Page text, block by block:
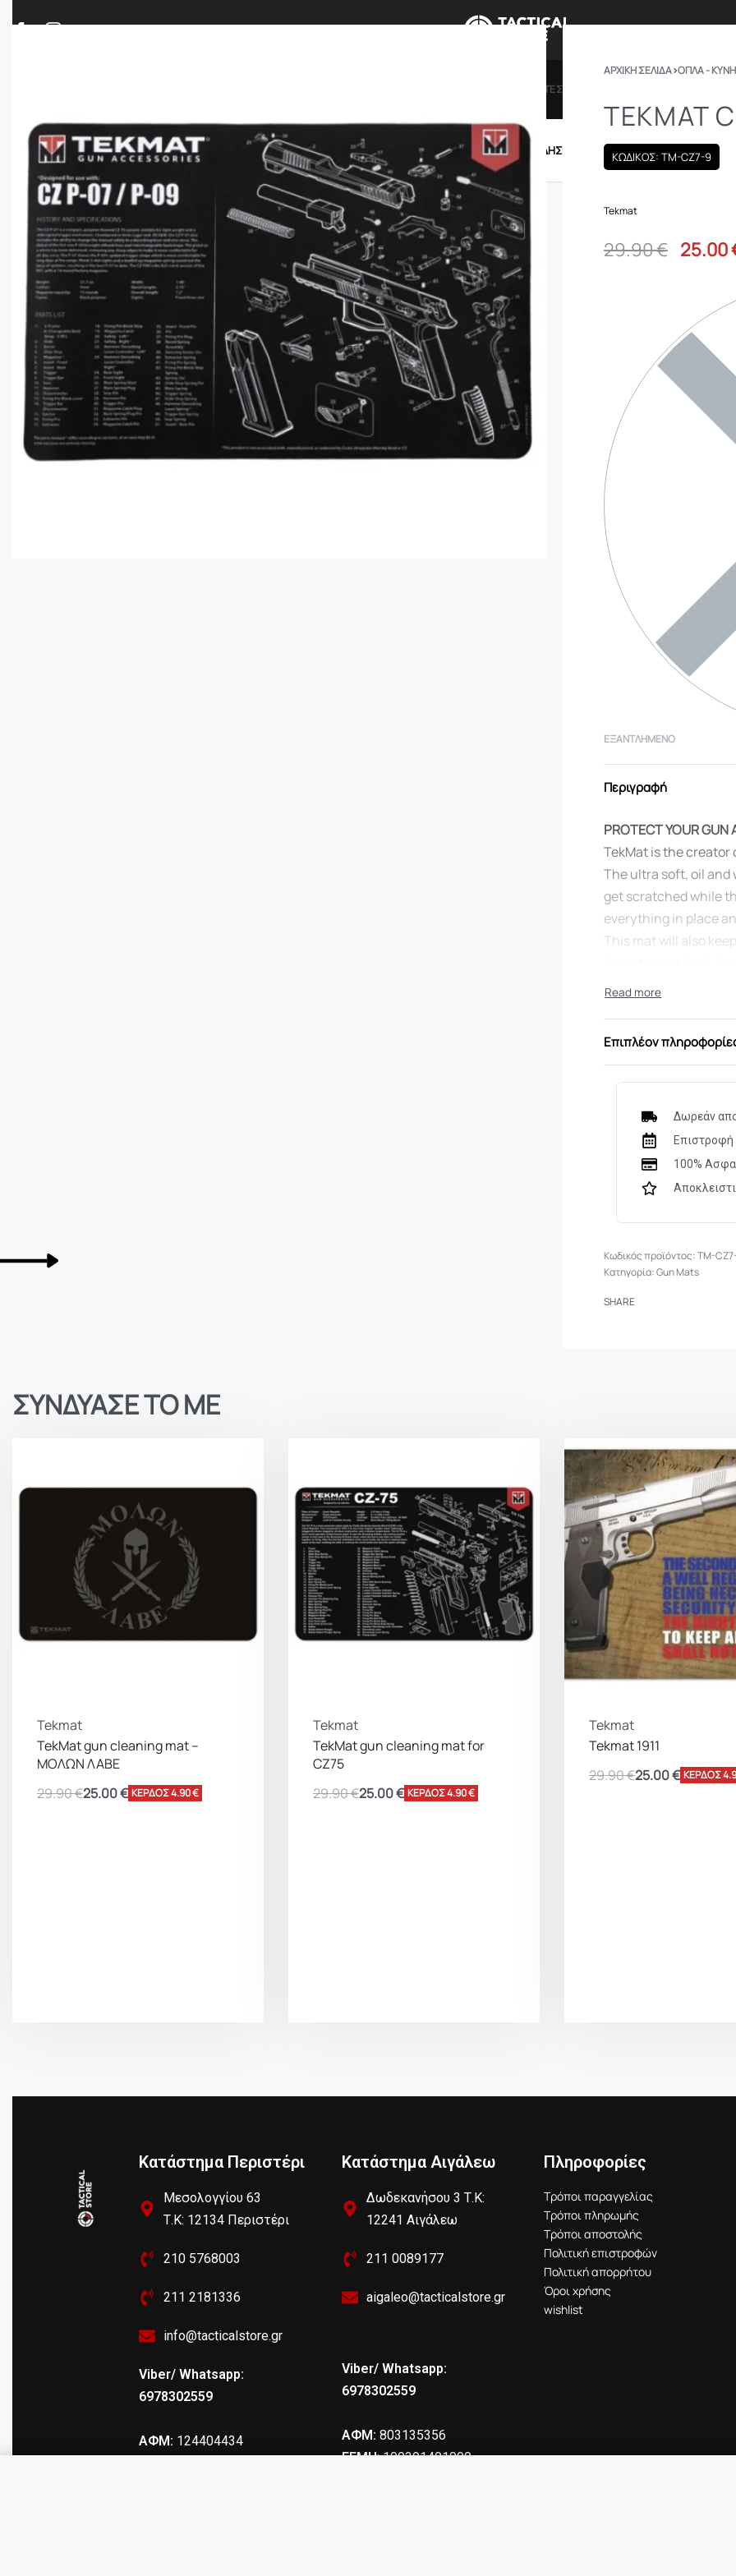
ΔΩΡΟΚΑΡΤΕΣ
ΟΠΛΑ – ΚΥΝΗΓΙ – ΣΚΟΠΟΒΟΛΗ ΑΕΡΟΒΟΛΑ – AIRSOFT ΕΝΔΥΣΗ – ΥΠΟΔΗΣΗ ΕΞΟΠΛΙΣΜΟΣ
ΑΡΧΙΚΉ ΣΕΛΊΔΑ›ΟΠΛΑ -
TEKMAT
ΚΩΔΙΚΟΣ: TM-CZ7-9
Tekmat
29.90€ 25.00
ΕΞΑΝΤΛΗΜΈΝΟ
Περιγραφή
PROTECT YOUR GUN
TekMat is the
The ultra soft, oil
get scratched while
everything in place
This mat will also
on your firearms.
DIMENSION
This gun cleaning
(11×17”x1/8″ thick).
Επιπλέον
Δωρεάν
Επιστροφή
100%
TM-
Κατηγορία:Gun Mats
SHARE
ΣΥΝΔΥΑΣΕ ΤΟ ΜΕ
Tekmat
TekMat gun cleaning mat –
ΜΟΛΩΝ ΛΑΒΕ
29.90€25.00€ ΚΕΡΔΟΣ 4.90 €
Tekmat
TekMat gun cleaning mat for
CZ75
29.90€25.00€ ΚΕΡΔΟΣ 4.90 €
Tekmat
Tekmat 1911
29.90€25.00€ ΚΕΡΔΟΣ
Κατάστημα Περιστέρι
Μεσολογγίου 63
Τ.Κ: 12134 Περιστέρι
210 5768003
211 2181336
info@tacticalstore.gr
Viber/ Whatsapp:
6978302559
ΑΦΜ: 124404434
Κατάστημα Αιγάλεω
Δωδεκανήσου 3 Τ.Κ:
12241 Αιγάλεω
211 0089177
aigaleo@tacticalstore.gr
Viber/ Whatsapp:
6978302559
ΑΦΜ: 803135356
ΓΕΜΗ: 190391401000
Πληροφορίες
Τρόποι παραγγελίας
Τρόποι πληρωμής
Τρόποι αποστολής
Πολιτική επιστροφών
Πολιτική απορρήτου
Όροι χρήσης
wishlist